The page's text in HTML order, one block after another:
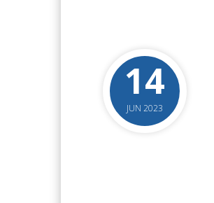
14
JUN 2023